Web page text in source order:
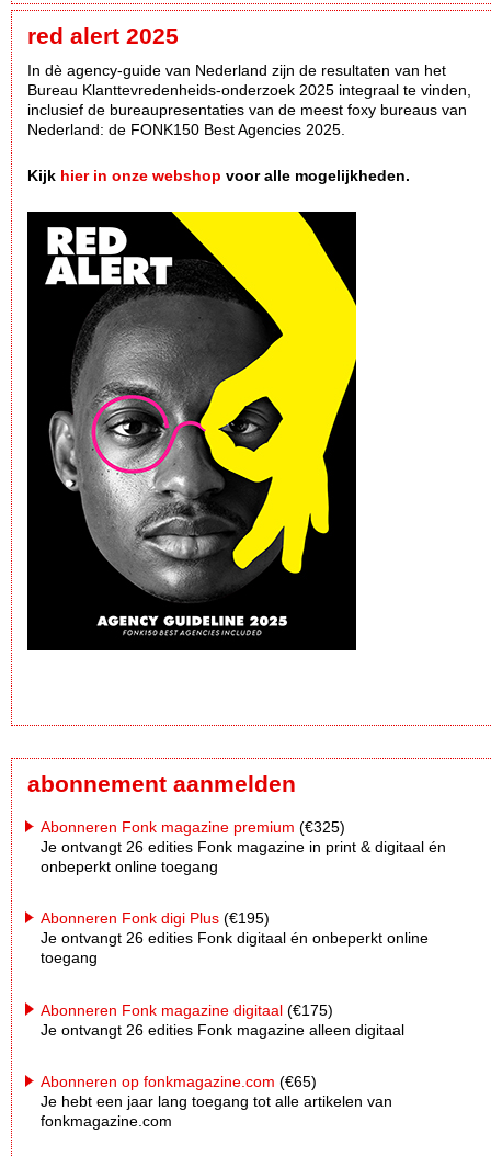
red alert 2025
In dè agency-guide van Nederland zijn de resultaten van het
Bureau Klanttevredenheids-onderzoek 2025 integraal te vinden,
inclusief de bureaupresentaties van de meest foxy bureaus van
Nederland: de FONK150 Best Agencies 2025.
Kijk hier in onze webshop voor alle mogelijkheden.
abonnement aanmelden
Abonneren Fonk magazine premium (€325)
Je ontvangt 26 edities Fonk magazine in print & digitaal én
onbeperkt online toegang
Abonneren Fonk digi Plus (€195)
Je ontvangt 26 edities Fonk digitaal én onbeperkt online
toegang
Abonneren Fonk magazine digitaal (€175)
Je ontvangt 26 edities Fonk magazine alleen digitaal
Abonneren op fonkmagazine.com (€65)
Je hebt een jaar lang toegang tot alle artikelen van
fonkmagazine.com